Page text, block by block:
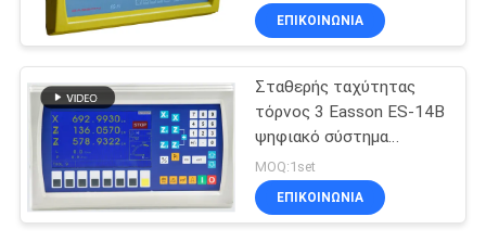
ΥΠΟΘΈΣΕΙΣ
SITEMAP
PRIVACY
POLICY
Γραμμικός
κωδικοποιητής
μικροϋπολογιστών
16
ΕΠΙΚΟΙΝΩΝΙΑ
Σταθερής ταχύτητας
τόρνος 3 Easson ES-14B
ψηφιακό σύστημα
ανάγνωσης άξονα
MOQ:1set
ΕΠΙΚΟΙΝΩΝΙΑ